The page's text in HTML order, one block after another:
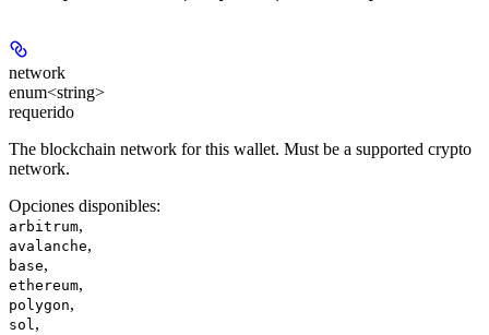
network
enum<string>
requerido
The blockchain network for this wallet. Must be a supported crypto
network.
Opciones disponibles:
arbitrum,
avalanche,
base,
ethereum,
polygon,
sol,